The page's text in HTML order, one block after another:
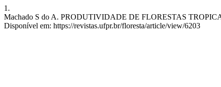
1.
Machado S do A. PRODUTIVIDADE DE FLORESTAS
Disponível em: https://revistas.ufpr.br/floresta/article/view/6203